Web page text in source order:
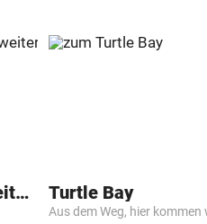
Wenn der Arzt nicht weiter weiß Turtle Bay
Aus dem Weg, hier kommen